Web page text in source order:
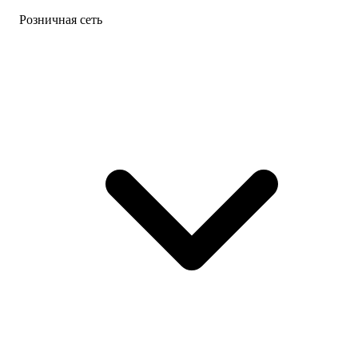
Розничная сеть